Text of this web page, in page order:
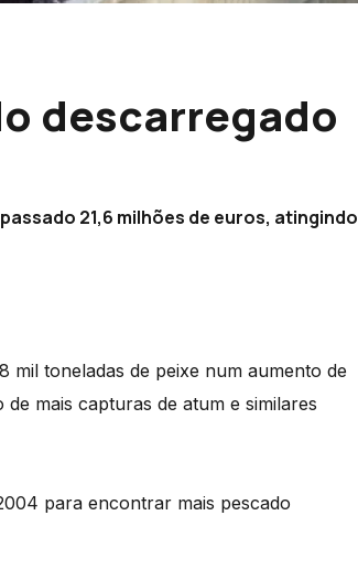
descarregado
21,6 milhões de euros, atingindo
mil toneladas de peixe num aumento de
mais capturas de atum e similares
para encontrar mais pescado